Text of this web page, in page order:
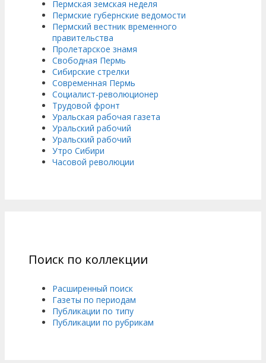
Пермская земская неделя
Пермские губернские ведомости
Пермский вестник временного
правительства
Пролетарское знамя
Свободная Пермь
Сибирские стрелки
Современная Пермь
Социалист-революционер
Трудовой фронт
Уральская рабочая газета
Уральский рабочий
Уральский рабочий
Утро Сибири
Часовой революции
Поиск по коллекции
Расширенный поиск
Газеты по периодам
Публикации по типу
Публикации по рубрикам